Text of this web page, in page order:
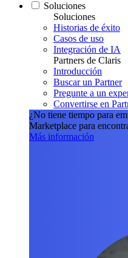
Soluciones
Soluciones
Historias de éxito
Casos de uso
Integración de IA
Partners de Claris
Introducción
Buscar un Partner
Pregunte a un
Convertirse en
¿No tiene tiempo para
Marketplace para
Más información